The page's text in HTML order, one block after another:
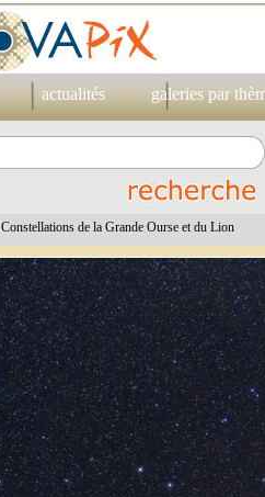
actualités galeries par
Constellations de la Grande Ourse et du Lion